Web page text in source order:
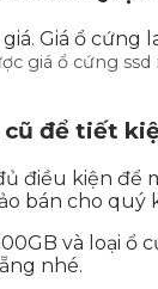
giá. Giá ổ
giá ổ cứng
cũ để tiết
điều kiện để
bán cho
và loại
nhé.